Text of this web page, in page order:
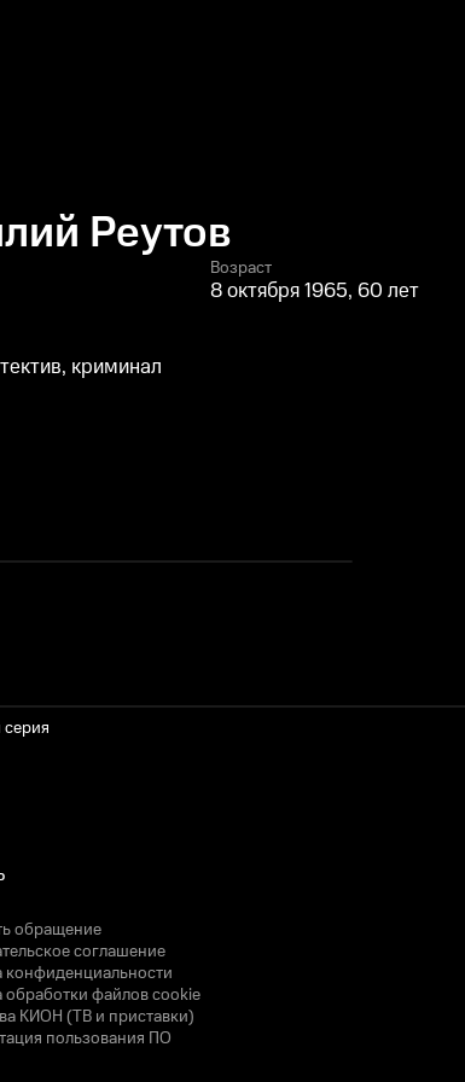
Реутов
Возраст
8 октября 1965, 60 лет
криминал
обращение
соглашение
конфиденциальности
обработки файлов cookie
КИОН (ТВ и приставки)
пользования ПО